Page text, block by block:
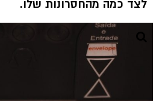
לצד כמה מהחסרונות שלו.